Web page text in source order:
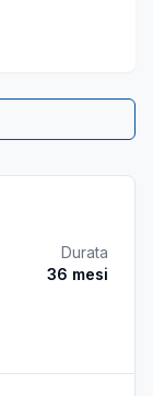
Durata
36 mesi